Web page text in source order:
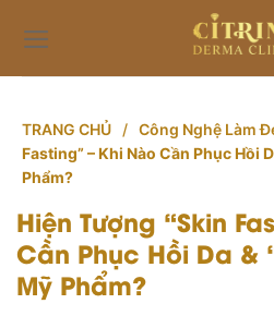
content
TRANG CHỦ / Công Nghệ Làm
Fasting” – Khi Nào Cần Phục Hồi
Phẩm?
Hiện Tượng “Skin
Cần Phục Hồi Da &
Mỹ Phẩm?